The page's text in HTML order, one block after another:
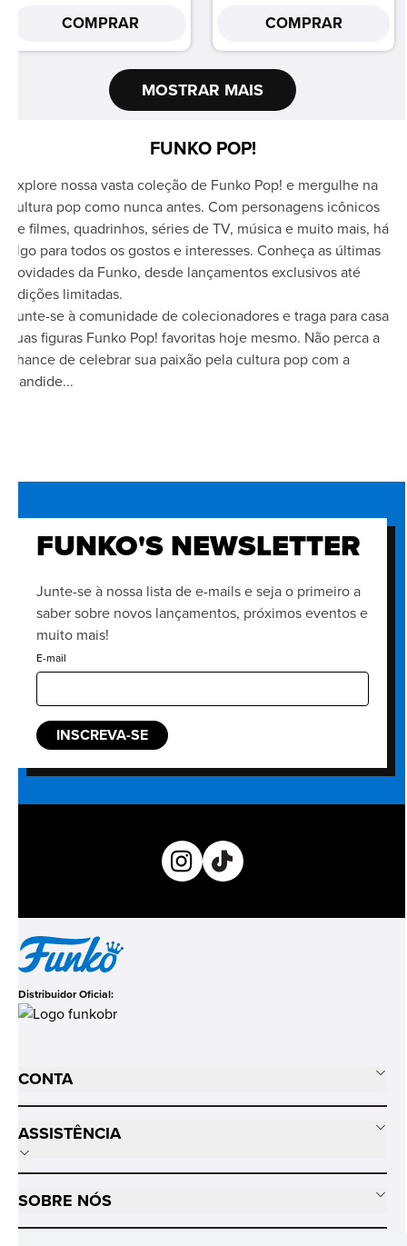
COMPRAR COMPRAR
MOSTRAR MAIS
FUNKO POP!
Explore nossa vasta coleção de Funko Pop! e mergulhe na
cultura pop como nunca antes. Com personagens icônicos
de filmes, quadrinhos, séries de TV, música e muito mais, há
algo para todos os gostos e interesses. Conheça as últimas
novidades da Funko, desde lançamentos exclusivos até
edições limitadas.
Junte-se à comunidade de colecionadores e traga para casa
suas figuras Funko Pop! favoritas hoje mesmo. Não perca a
chance de celebrar sua paixão pela cultura pop com a
Candide...
FUNKO'S NEWSLETTER
Junte-se à nossa lista de e-mails e seja o primeiro a
saber sobre novos lançamentos, próximos eventos e
muito mais!
E-mail
INSCREVA-SE
Distribuidor Oficial:
CONTA
ASSISTÊNCIA
SOBRE NÓS